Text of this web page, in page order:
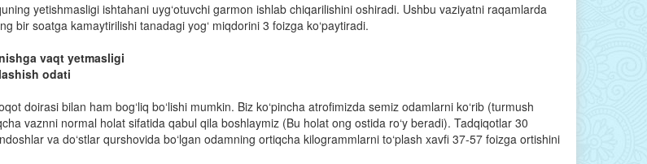
yetishmasligi ishtahani uyg‘otuvchi garmon ishlab chiqarilishini oshiradi. Ushbu vaziyatni raqamlarda
bir soatga kamaytirilishi tanadagi yog‘ miqdorini 3 foizga ko‘paytiradi.
vaqt yetmasligi
odati
doirasi bilan ham bog‘liq bo‘lishi mumkin. Biz ko‘pincha atrofimizda semiz odamlarni ko‘rib (turmush
vaznni normal holat sifatida qabul qila boshlaymiz (Bu holat ong ostida ro‘y beradi). Tadqiqotlar 30
va do‘stlar qurshovida bo‘lgan odamning ortiqcha kilogrammlarni to‘plash xavfi 37-57 foizga ortishini